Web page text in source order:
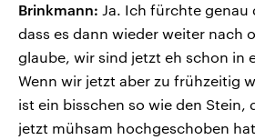
Brinkmann: Ja. Ich fürchte genau
dass es dann wieder weiter nach
glaube, wir sind jetzt eh schon in
Wenn wir jetzt aber zu frühzeitig
ist ein bisschen so wie den Stein,
jetzt mühsam hochgeschoben